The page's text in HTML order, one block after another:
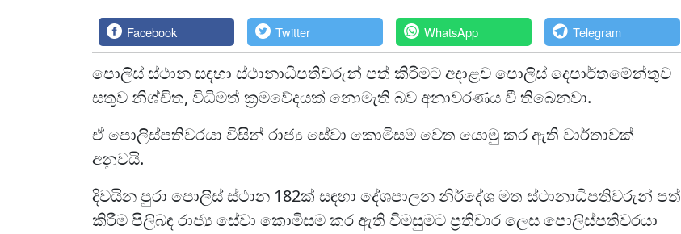
Facebook Twitter WhatsApp Telegram
පොලිස් ස්ථාන සඳහා ස්ථානාධිපතිවරුන් පත් කිරීමට අදාළව පොලිස් දෙපාර්තමේන්තුව
සතුව නිශ්චිත, විධිමත් ක්‍රමවේදයක් නොමැති බව අනාවරණය වී තිබෙනවා.
ඒ පොලිස්පතිවරයා විසින් රාජ්‍ය සේවා කොමිසම වෙත යොමු කර ඇති වාර්තාවක්
අනුවයි.
දිවයින පුරා පොලිස් ස්ථාන 182ක් සඳහා දේශපාලන නිර්දේශ මත ස්ථානාධිපතිවරුන් පත්
කිරීම පිලිබඳ රාජ්‍ය සේවා කොමිසම කර ඇති විමසුමට ප්‍රතිචාර ලෙස පොලිස්පතිවරයා